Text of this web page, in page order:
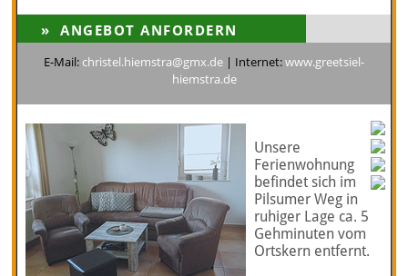
E-Mail: christel.hiemstra@gmx.de | Internet:www.greetsiel-
hiemstra.de
Unsere
Ferienwohnung
befindet sich im
Pilsumer Weg in
ruhiger Lage ca. 5
Gehminuten vom
Ortskern entfernt.